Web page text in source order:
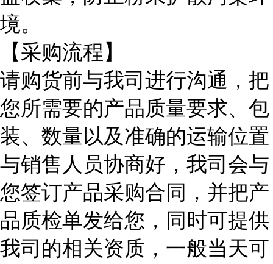
境。
【采购流程】
请购货前与我司进行沟通，把
您所需要的产品质量要求、包
装、数量以及准确的运输位置
与销售人员协商好，我司会与
您签订产品采购合同，并把产
品质检单发给您，同时可提供
我司的相关资质，一般当天可